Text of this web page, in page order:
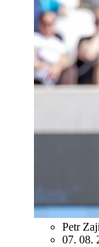
Petr
07. 08.